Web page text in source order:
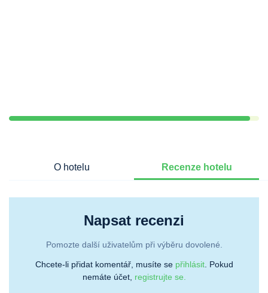
O hotelu Recenze hotelu
Napsat recenzi
Pomozte další uživatelům při výběru dovolené.
Chcete-li přidat komentář, musíte se přihlásit. Pokud
nemáte účet, registrujte se.